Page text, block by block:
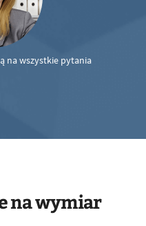
na wszystkie pytania
na wymiar